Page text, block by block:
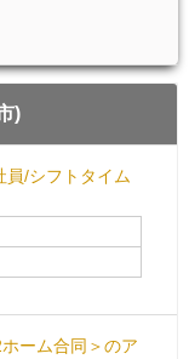
)
員/シフトタイム
ーム合同＞のア